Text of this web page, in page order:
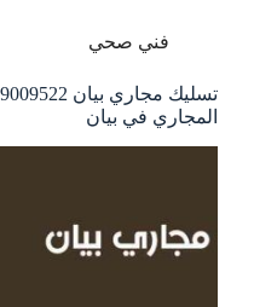
فني صحي
المجاري في بيان